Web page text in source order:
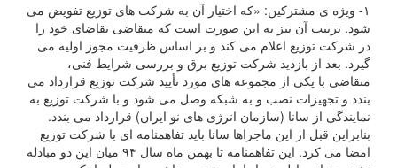
۱- ویژه ی مشترکین: «که اختیار آن به شرکت های توزیع تفویض می
شود. ترتیب آن نیز به این صورت است که متقاضی تقاضای خود را
در شرکت توزیع اعلام می کند و بر اساس ظرفیت مجوز اولیه می
گیرد. بعد از بازدید شرکت توزیع برق و بررسی شرایط فنی،
متقاضی با یکی از مجموعه های مورد تأیید شرکت توزیع قرارداد می
بندد و تجهیزات نصب و به شبکه وصل می شود و با شرکت توزیع به
نمایندگی از سانا (سازمان انرژی های نو ایران) قرارداد می بندد.
بنابراین قبل از این ماجراها سانا باید تفاهمنامه ای با شرکت توزیع
امضا می کرد. این تفاهمنامه تا بهمن ماه سال ۹۴ میان این دو مبادله